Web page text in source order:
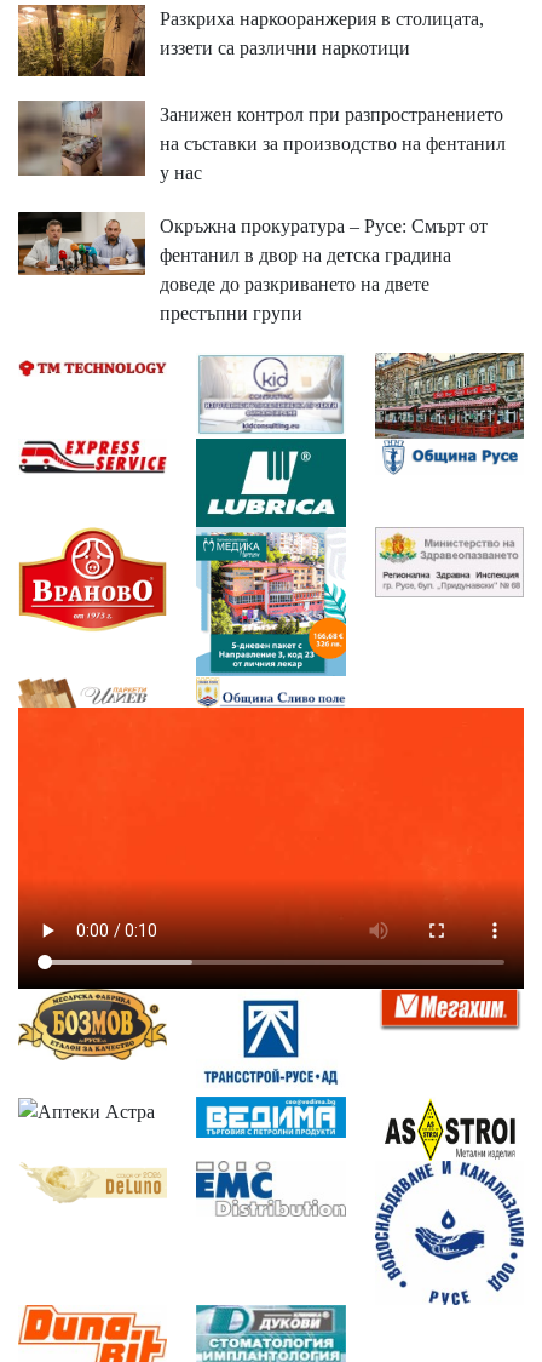
Разкриха наркооранжерия в столицата,
иззети са различни наркотици
Занижен контрол при разпространението
на съставки за производство на фентанил
у нас
Окръжна прокуратура – Русе: Смърт от
фентанил в двор на детска градина
доведе до разкриването на двете
престъпни групи